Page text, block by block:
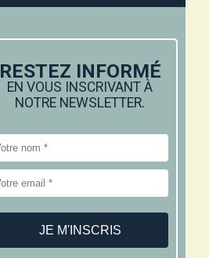
RESTEZ INFORMÉ
EN VOUS INSCRIVANT À
NOTRE NEWSLETTER.